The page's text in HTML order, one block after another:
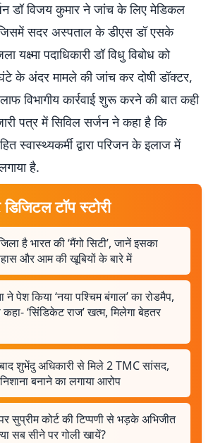
डॉ विजय कुमार ने जांच के लिए मेडिकल
जिसमें सदर अस्पताल के डीएस डॉ एसके
यक्ष्मा पदाधिकारी डॉ विधु विबोध को
के अंदर मामले की जांच कर दोषी डॉक्टर,
विभागीय कार्रवाई शुरू करने की बात कही
पत्र में सिविल सर्जन ने कहा है कि
स्वास्थ्यकर्मी द्वारा परिजन के इलाज में
है.
टॉप स्टोरी
है भारत की ‘मैंगो सिटी’, जानें इसका
और आम की खूबियों के बारे में
ने पेश किया ‘नया पश्चिम बंगाल’ का रोडमैप,
कहा- ‘सिंडिकेट राज’ खत्म, मिलेगा बेहतर
शुभेंदु अधिकारी से मिले 2 TMC सांसद,
बनाने का लगाया आरोप
सुप्रीम कोर्ट की टिप्पणी से भड़के अभिजीत
सब सीने पर गोली खायें?